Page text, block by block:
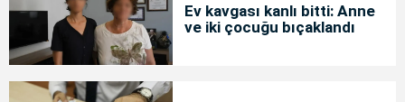
Ev kavgası kanlı bitti: Anne
ve iki çocuğu bıçaklandı